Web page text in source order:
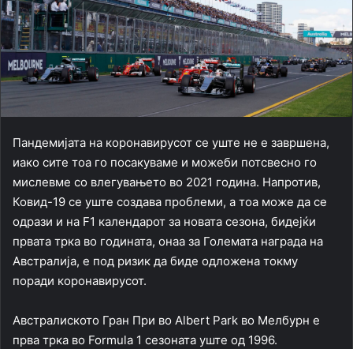
Пандемијата на коронавирусот се уште не е завршена,
иако сите тоа го посакуваме и можеби потсвесно го
мислевме со влегувањето во 2021 година. Напротив,
Ковид-19 се уште создава проблеми, а тоа може да се
одрази и на F1 календарот за новата сезона, бидејќи
првата трка во годината, онаа за Големата награда на
Австралија, е под ризик да биде одложена токму
поради коронавирусот.
Австралиското Гран При во Albert Park во Мелбурн е
прва трка во Formula 1 сезоната уште од 1996.